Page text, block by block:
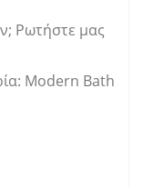
Ρωτήστε μας
Modern Bath